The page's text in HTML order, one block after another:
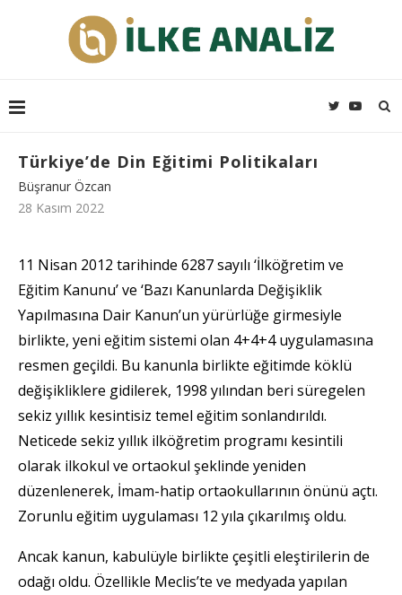
Türkiye’de Din Eğitimi Politikaları
Büşranur Özcan
28 Kasım 2022
11 Nisan 2012 tarihinde 6287 sayılı ‘İlköğretim ve
Eğitim Kanunu’ ve ‘Bazı Kanunlarda Değişiklik
Yapılmasına Dair Kanun’un yürürlüğe girmesiyle
birlikte, yeni eğitim sistemi olan 4+4+4 uygulamasına
resmen geçildi. Bu kanunla birlikte eğitimde köklü
değişikliklere gidilerek, 1998 yılından beri süregelen
sekiz yıllık kesintisiz temel eğitim sonlandırıldı.
Neticede sekiz yıllık ilköğretim programı kesintili
olarak ilkokul ve ortaokul şeklinde yeniden
düzenlenerek, İmam-hatip ortaokullarının önünü açtı.
Zorunlu eğitim uygulaması 12 yıla çıkarılmış oldu.
Ancak kanun, kabulüyle birlikte çeşitli eleştirilerin de
odağı oldu. Özellikle Meclis’te ve medyada yapılan